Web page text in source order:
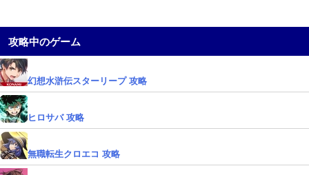
攻略中のゲーム
幻想水滸伝スターリープ 攻略
ヒロサバ 攻略
無職転生クロエコ 攻略